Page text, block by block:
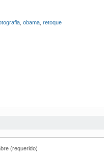
obama retoque
(requerido)